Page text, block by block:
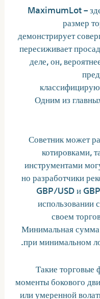
MaximumLot –
размер
демонстрирует
пересиживает
деле, он,
Одним из
Советник может
котировками,
инструментами
но разработчики
GBP/USD и
своем
Минимальная
при минимальном
Такие торговые
моменты бокового
или умеренной